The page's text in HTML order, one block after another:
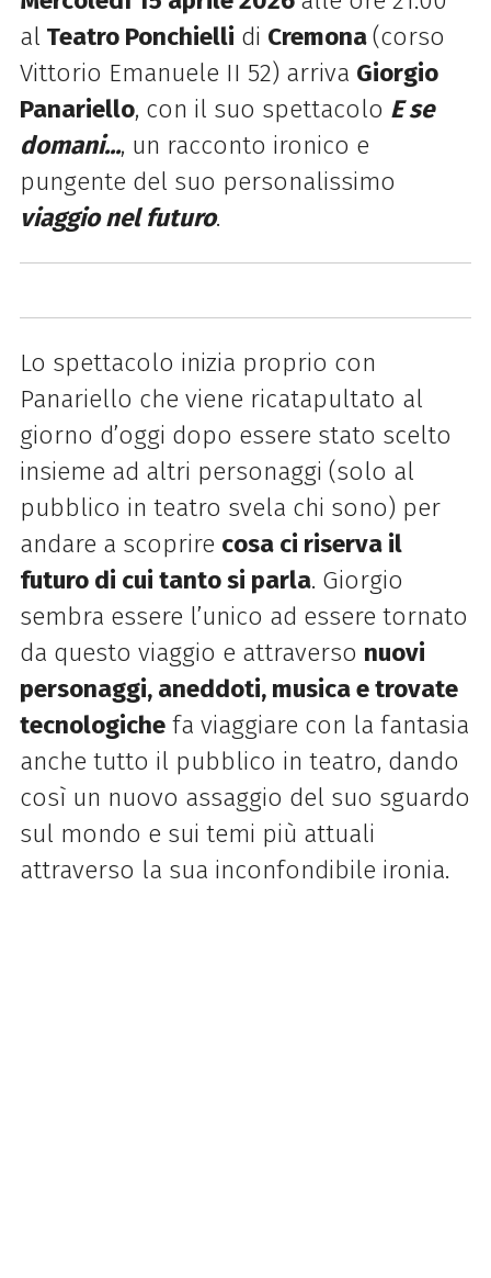
al Teatro Ponchielli di Cremona(corso
Vittorio Emanuele II 52) arriva Giorgio
Panariello, con il suo spettacolo E se
domani..., un racconto ironico e
pungente del suo personalissimo
viaggio nel futuro.
Lo spettacolo inizia proprio con
Panariello che viene ricatapultato al
giorno d’oggi dopo essere stato scelto
insieme ad altri personaggi (solo al
pubblico in teatro svela chi sono) per
andare a scoprire cosa ci riserva il
futuro di cui tanto si parla. Giorgio
sembra essere l’unico ad essere tornato
da questo viaggio e attraverso nuovi
personaggi, aneddoti, musica e trovate
tecnologichefa viaggiare con la fantasia
anche tutto il pubblico in teatro, dando
così un nuovo assaggio del suo sguardo
sul mondo e sui temi più attuali
attraverso la sua inconfondibile ironia.